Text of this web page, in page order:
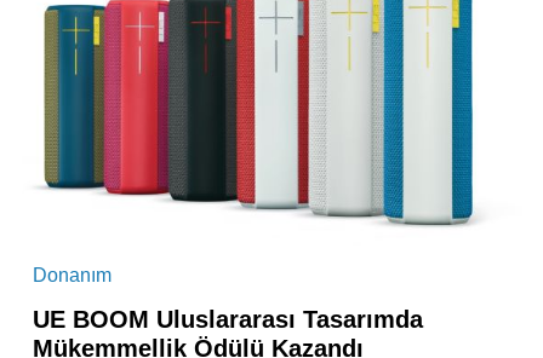
Donanım
UE BOOM Uluslararası Tasarımda
Mükemmellik Ödülü Kazandı